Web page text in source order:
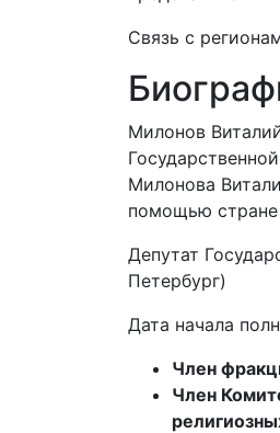
Связь с
Милонов
Милонова
помощью стране
Депутат
Петербург)
Дата начала
Член
Член